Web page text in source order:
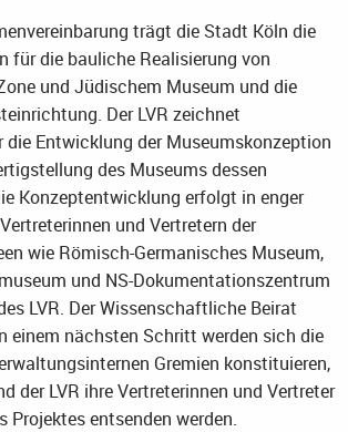
trägt die Stadt Köln die
für die bauliche Realisierung von
und Jüdischem Museum und die
Der LVR zeichnet
Entwicklung der Museumskonzeption
des Museums dessen
Konzeptentwicklung erfolgt in enger
und Vertretern der
wie Römisch-Germanisches Museum,
und NS-Dokumentationszentrum
LVR. Der Wissenschaftliche Beirat
einem nächsten Schritt werden sich die
Gremien konstituieren,
der LVR ihre Vertreterinnen und Vertreter
Projektes entsenden werden.